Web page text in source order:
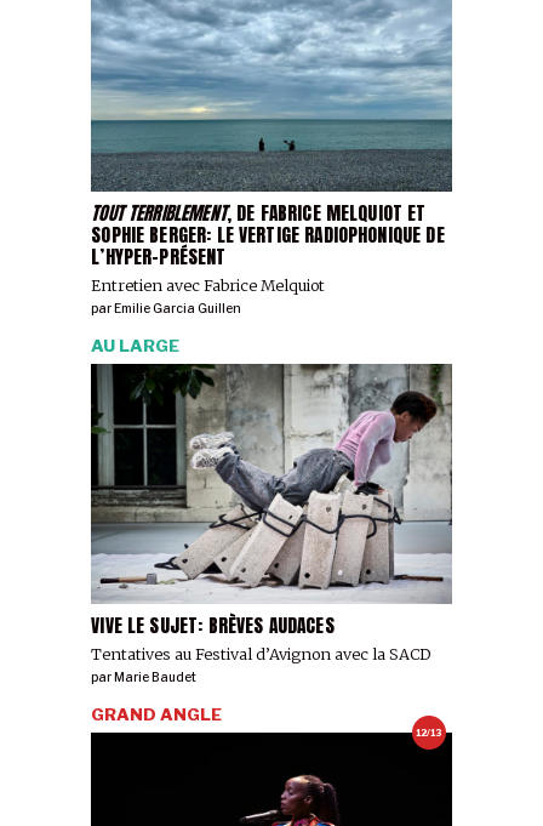
TOUT TERRIBLEMENT, DE FABRICE MELQUIOT ET
SOPHIE BERGER: LE VERTIGE RADIOPHONIQUE DE
L’HYPER-PRÉSENT
Entretien avec Fabrice Melquiot
parEmilie Garcia Guillen
VIVE LE SUJET: BRÈVES AUDACES
Tentatives au Festival d’Avignon avec la SACD
AU LARGE
par Marie Baudet
12/13
GRAND ANGLE